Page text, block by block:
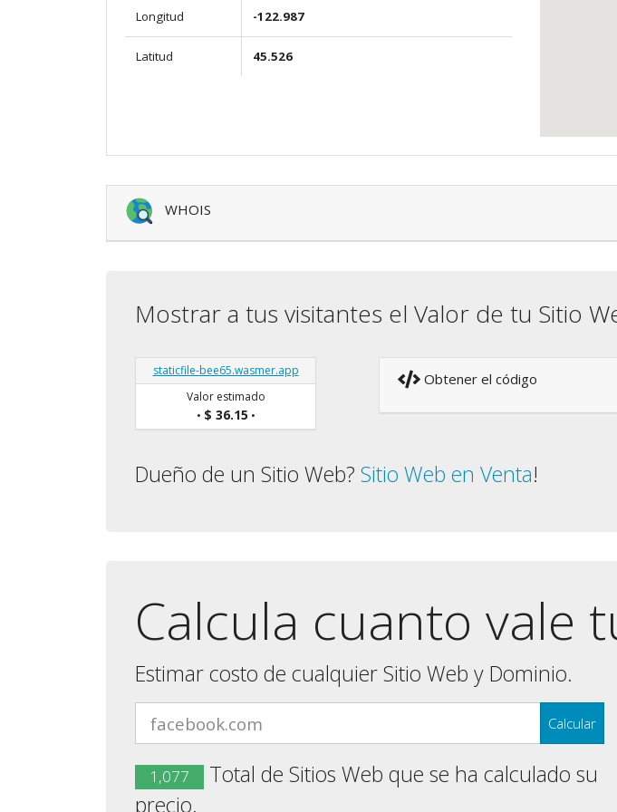
Longitud -122.987
Latitud 45.526
WHOIS
Mostrar a tus visitantes el Valor de tu Sitio
staticfile-bee65.wasmer.app
Valor estimado
• $ 36.15 •
Obtener el código
Dueño de un Sitio Web? Sitio Web en Venta!
Calcula cuanto vale
Estimar costo de cualquier Sitio Web y Dominio.
1,077
Total de Sitios Web que se ha calculado su
precio.